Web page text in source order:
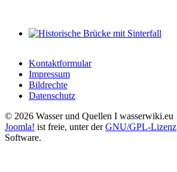
Kontaktformular
Impressum
Bildrechte
Datenschutz
© 2026 Wasser und Quellen I wasserwiki.eu
Joomla! ist freie, unter derGNU/GPL-Lizenz
Software.